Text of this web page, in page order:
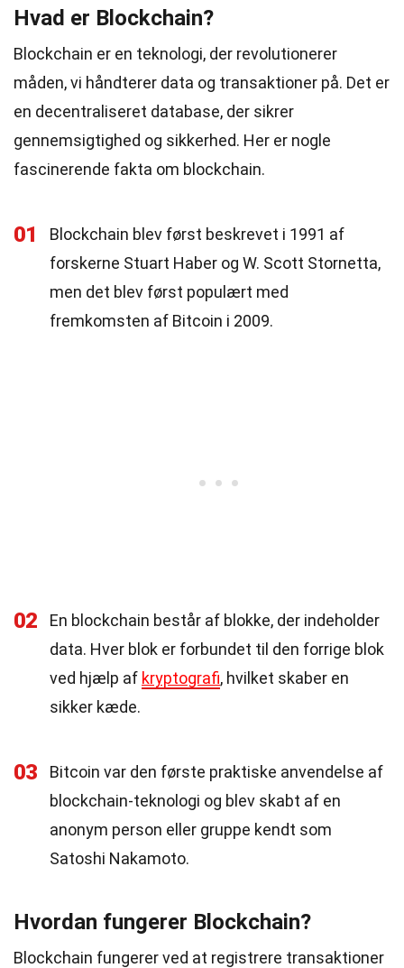
Hvad er Blockchain?
Blockchain er en teknologi, der revolutionerer
måden, vi håndterer data og transaktioner på. Det er
en decentraliseret database, der sikrer
gennemsigtighed og sikkerhed. Her er nogle
fascinerende fakta om blockchain.
01
Blockchain blev først beskrevet i 1991 af
forskerne Stuart Haber og W. Scott Stornetta,
men det blev først populært med
fremkomsten af Bitcoin i 2009.
02
En blockchain består af blokke, der indeholder
data. Hver blok er forbundet til den forrige blok
ved hjælp af kryptografi, hvilket skaber en
sikker kæde.
03
Bitcoin var den første praktiske anvendelse af
blockchain-teknologi og blev skabt af en
anonym person eller gruppe kendt som
Satoshi Nakamoto.
Hvordan fungerer Blockchain?
Blockchain fungerer ved at registrere transaktioner